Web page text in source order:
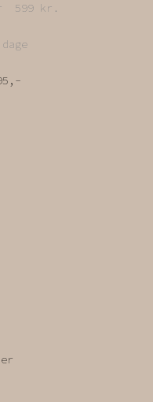
599 kr.